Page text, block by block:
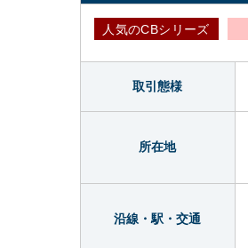
人気のCBシリーズ
取引態様
所在地
沿線・駅・交通